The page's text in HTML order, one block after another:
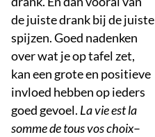
de juiste drank bij de juiste
spijzen. Goed nadenken
over wat je op tafel zet,
kan een grote en positieve
invloed hebben op ieders
goed gevoel. La vie est la
somme de tous vos choix–